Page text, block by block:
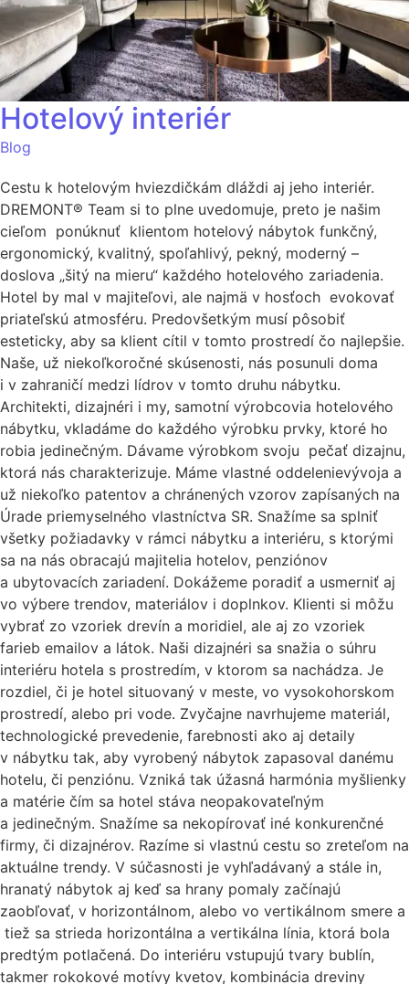
Hotelový interiér
Blog
Cestu k hotelovým hviezdičkám dláždi aj jeho interiér.
DREMONT® Team si to plne uvedomuje, preto je našim
cieľom ponúknuť klientom hotelový nábytok funkčný,
ergonomický, kvalitný, spoľahlivý, pekný, moderný –
doslova „šitý na mieru“ každého hotelového zariadenia.
Hotel by mal v majiteľovi, ale najmä v hosťoch evokovať
priateľskú atmosféru. Predovšetkým musí pôsobiť
esteticky, aby sa klient cítil v tomto prostredí čo najlepšie.
Naše, už niekoľkoročné skúsenosti, nás posunuli doma
i v zahraničí medzi lídrov v tomto druhu nábytku.
Architekti, dizajnéri i my, samotní výrobcovia hotelového
nábytku, vkladáme do každého výrobku prvky, ktoré ho
robia jedinečným. Dávame výrobkom svoju pečať dizajnu,
ktorá nás charakterizuje. Máme vlastné oddelenievývoja a
už niekoľko patentov a chránených vzorov zapísaných na
Úrade priemyselného vlastníctva SR. Snažíme sa splniť
všetky požiadavky v rámci nábytku a interiéru, s ktorými
sa na nás obracajú majitelia hotelov, penziónov
a ubytovacích zariadení. Dokážeme poradiť a usmerniť aj
vo výbere trendov, materiálov i doplnkov. Klienti si môžu
vybrať zo vzoriek drevín a moridiel, ale aj zo vzoriek
farieb emailov a látok. Naši dizajnéri sa snažia o súhru
interiéru hotela s prostredím, v ktorom sa nachádza. Je
rozdiel, či je hotel situovaný v meste, vo vysokohorskom
prostredí, alebo pri vode. Zvyčajne navrhujeme materiál,
technologické prevedenie, farebnosti ako aj detaily
v nábytku tak, aby vyrobený nábytok zapasoval danému
hotelu, či penziónu. Vzniká tak úžasná harmónia myšlienky
a matérie čím sa hotel stáva neopakovateľným
a jedinečným. Snažíme sa nekopírovať iné konkurenčné
firmy, či dizajnérov. Razíme si vlastnú cestu so zreteľom na
aktuálne trendy. V súčasnosti je vyhľadávaný a stále in,
hranatý nábytok aj keď sa hrany pomaly začínajú
zaobľovať, v horizontálnom, alebo vo vertikálnom smere a
tiež sa strieda horizontálna a vertikálna línia, ktorá bola
predtým potlačená. Do interiéru vstupujú tvary bublín,
takmer rokokové motívy kvetov, kombinácia dreviny